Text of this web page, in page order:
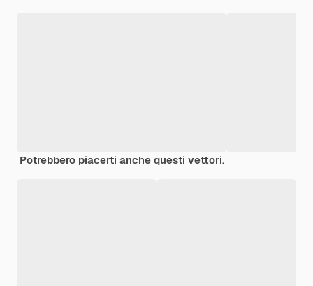
Potrebbero piacerti anche questi vettori.